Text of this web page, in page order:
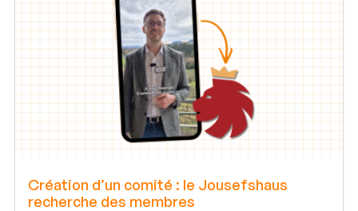
Création d’un comité : le Jousefshaus
recherche des membres